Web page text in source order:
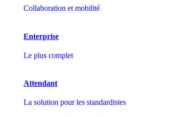
Collaboration et mobilité
Enterprise
Le plus complet
Attendant
La solution pour les standardistes